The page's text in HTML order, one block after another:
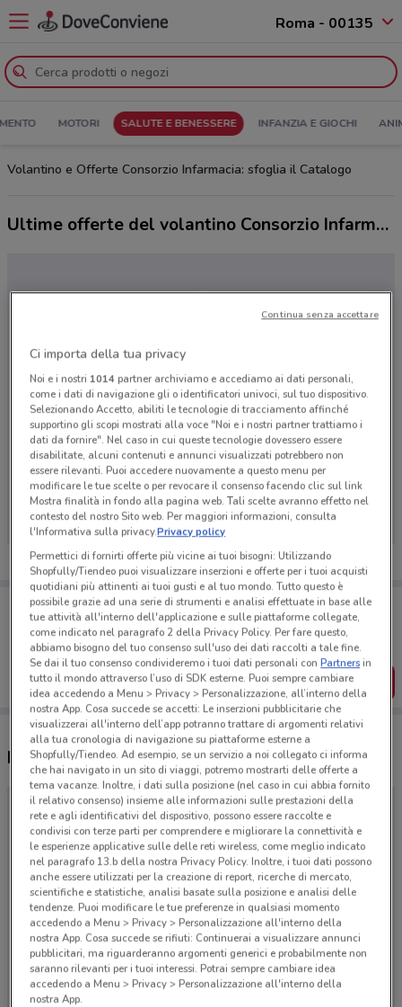
Roma - 00135
MOTORI SALUTE E BENESSERE INFANZIA E GIOCHI
Volantino e Offerte Consorzio Infarmacia: sfoglia il Catalogo
Ultime offerte del volantino Consorzio Infarmacia
Ci dispiace, al momento non abbiamo pubblicato
volantini nella tua zona. Riprova più tardi.
Porta DoveConviene sempre con te!
Puoi trovare le migliori offerte dei negozi vicino a te,
salvarle e creare la tua lista del risparmio, comodamente
dal tuo cellulare.
SCARICA L’APP
Negozi Consorzio Infarmacia nelle vicinanze
Ci importa della tua privacy
Noi e i nostri 1014partner archiviamo e accediamo ai dati personali,
come i dati di navigazione gli o identificatori univoci, sul tuo dispositivo.
Selezionando Accetto, abiliti le tecnologie di tracciamento affinché
supportino gli scopi mostrati alla voce "Noi e i nostri partner trattiamo i
dati da fornire". Nel caso in cui queste tecnologie dovessero essere
disabilitate, alcuni contenuti e annunci visualizzati potrebbero non
essere rilevanti. Puoi accedere nuovamente a questo menu per
modificare le tue scelte o per revocare il consenso facendo clic sul link
Mostra finalità in fondo alla pagina web. Tali scelte avranno effetto nel
contesto del nostro Sito web. Per maggiori informazioni, consulta
l'Informativa sulla privacy.Privacy policy
Permettici di fornirti offerte più vicine ai tuoi bisogni: Utilizzando
Shopfully/Tiendeo puoi visualizzare inserzioni e offerte per i tuoi acquisti
quotidiani più attinenti ai tuoi gusti e al tuo mondo. Tutto questo è
possibile grazie ad una serie di strumenti e analisi effettuate in base alle
tue attività all'interno dell'applicazione e sulle piattaforme collegate,
come indicato nel paragrafo 2 della Privacy Policy. Per fare questo,
abbiamo bisogno del tuo consenso sull'uso dei dati raccolti a tale fine.
Se dai il tuo consenso condivideremo i tuoi dati personali conPartnersin
tutto il mondo attraverso l’uso di SDK esterne. Puoi sempre cambiare
idea accedendo a Menu > Privacy > Personalizzazione, all’interno della
nostra App. Cosa succede se accetti: Le inserzioni pubblicitarie che
visualizzerai all'interno dell’app potranno trattare di argomenti relativi
alla tua cronologia di navigazione su piattaforme esterne a
Shopfully/Tiendeo. Ad esempio, se un servizio a noi collegato ci informa
che hai navigato in un sito di viaggi, potremo mostrarti delle offerte a
tema vacanze. Inoltre, i dati sulla posizione (nel caso in cui abbia fornito
il relativo consenso) insieme alle informazioni sulle prestazioni della
rete e agli identificativi del dispositivo, possono essere raccolte e
condivisi con terze parti per comprendere e migliorare la connettività e
le esperienze applicative sulle delle reti wireless, come meglio indicato
nel paragrafo 13.b della nostra Privacy Policy. Inoltre, i tuoi dati possono
anche essere utilizzati per la creazione di report, ricerche di mercato,
scientifiche e statistiche, analisi basate sulla posizione e analisi delle
tendenze. Puoi modificare le tue preferenze in qualsiasi momento
accedendo a Menu > Privacy > Personalizzazione all'interno della
nostra App. Cosa succede se rifiuti: Continuerai a visualizzare annunci
pubblicitari, ma riguarderanno argomenti generici e probabilmente non
saranno rilevanti per i tuoi interessi. Potrai sempre cambiare idea
accedendo a Menu > Privacy > Personalizzazione all'interno della
nostra App.
Continua senza accettare